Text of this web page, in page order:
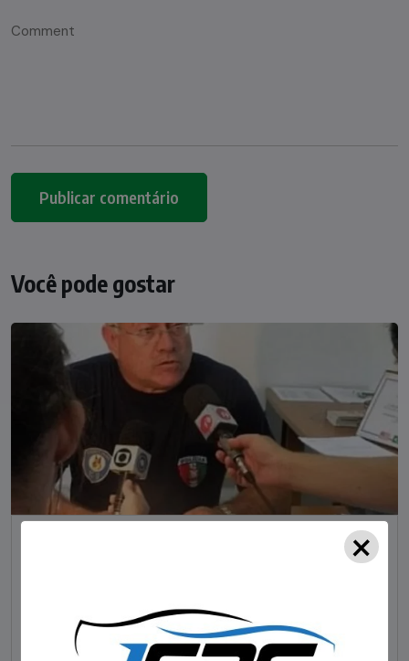
Você pode gostar
em bar morre em confronto com a polícia em SC
×